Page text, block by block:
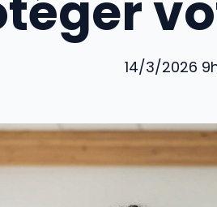
14/3/2026